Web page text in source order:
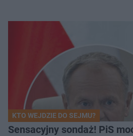
KTO WEJDZIE DO SEJMU?
Sensacyjny sondaż! PiS